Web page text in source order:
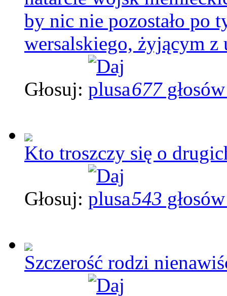
by nic nie pozostało po
wersalskiego, żyjącym
Głosuj: 677
Kto troszczy się o
Głosuj: 543
Szczerość rodzi